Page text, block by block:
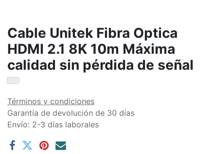
Cable Unitek Fibra Optica
HDMI 2.1 8K 10m Máxima
calidad sin pérdida de señal
Términos y condiciones
Garantía de devolución de 30 días
Envío: 2-3 días laborales